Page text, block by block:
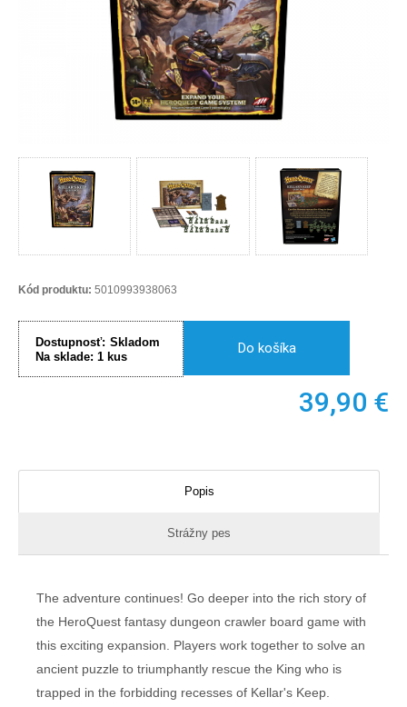
Kód produktu: 5010993938063
Dostupnosť: Skladom
Na sklade: 1 kus
Do košíka
39,90 €
Popis
Strážny pes
The adventure continues! Go deeper into the rich story of
the HeroQuest fantasy dungeon crawler board game with
this exciting expansion. Players work together to solve an
ancient puzzle to triumphantly rescue the King who is
trapped in the forbidding recesses of Kellar's Keep.